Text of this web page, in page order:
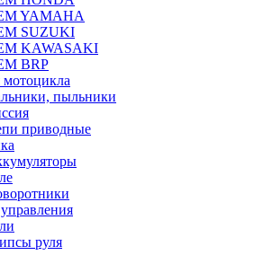
YAMAHA
SUZUKI
KAWASAKI
BRP
мотоцикла
пыльники
приводные
руля